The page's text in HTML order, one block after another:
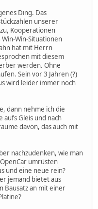
Ding. Das
unserer
Kooperationen
Win-Situationen
hat mit Herrn
mit diesem
werden. Ohne
Sein vor 3 Jahren (?)
wird leider immer noch
dann nehme ich die
aufs Gleis und nach
davon, das auch mit
nachzudenken, wie man
umrüsten
und eine neue rein?
jemand bietet aus
Bausatz an mit einer